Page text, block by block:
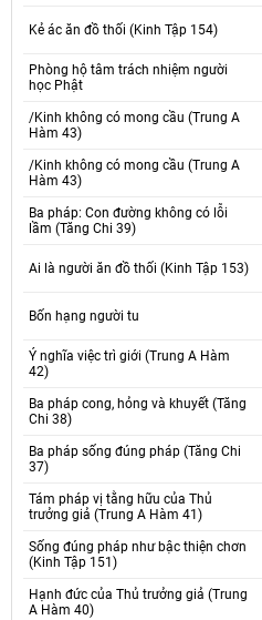
Kẻ ác ăn đồ thối (Kinh Tập 154)
Phòng hộ tâm trách nhiệm người
học Phật
/Kinh không có mong cầu (Trung A
Hàm 43)
/Kinh không có mong cầu (Trung A
Hàm 43)
Ba pháp: Con đường không có lỗi
lầm (Tăng Chi 39)
Ai là người ăn đồ thối (Kinh Tập 153)
Bốn hạng người tu
Ý nghĩa việc trì giới (Trung A Hàm
42)
Ba pháp cong, hỏng và khuyết (Tăng
Chi 38)
Ba pháp sống đúng pháp (Tăng Chi
37)
Tám pháp vị tằng hữu của Thủ
trưởng giả (Trung A Hàm 41)
Sống đúng pháp như bậc thiện chơn
(Kinh Tập 151)
Hạnh đức của Thủ trưởng giả (Trung
A Hàm 40)